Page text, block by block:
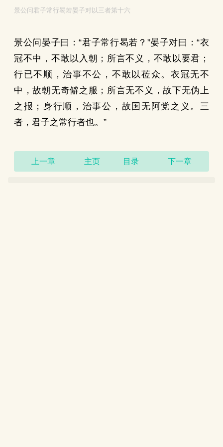
景公问君子常行曷若晏子对以三者第十六
景公问晏子曰：“君子常行曷若？”晏子对曰：“衣
冠不中，不敢以入朝；所言不义，不敢以要君；
行已不顺，治事不公，不敢以莅众。衣冠无不
中，故朝无奇僻之服；所言无不义，故下无伪上
之报；身行顺，治事公，故国无阿党之义。三
者，君子之常行者也。”
上一章 主页 目录 下一章